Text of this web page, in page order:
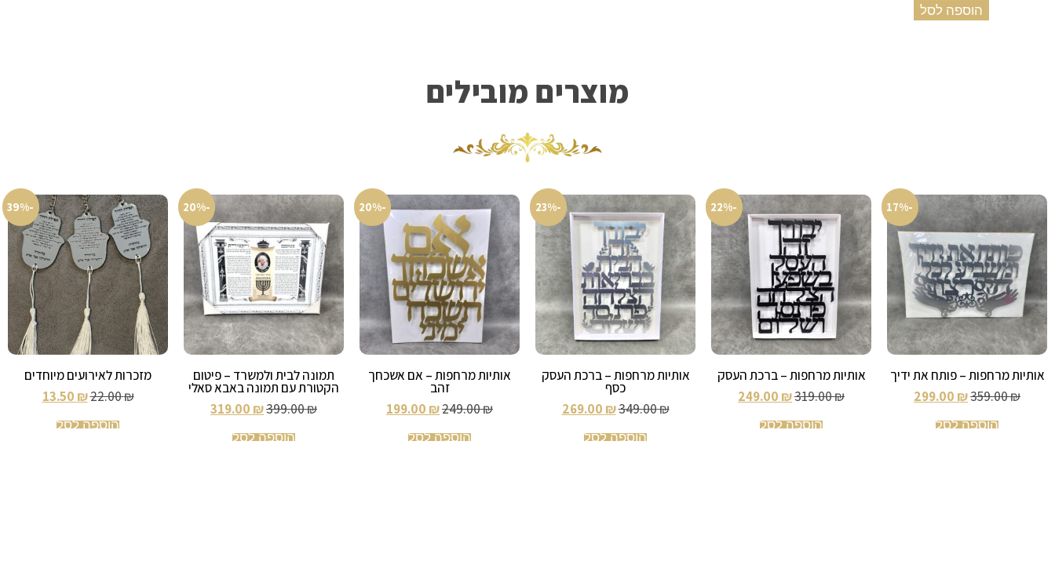
הוספה לסל
מוצרים מובילים
-17%
אותיות מרחפות – פותח את ידיך
₪
359.00
₪
הוספה לסל
-22%
אותיות מרחפות – ברכת העסק
₪
319.00
₪
הוספה לסל
-23%
אותיות מרחפות – ברכת העסק
כסף
₪
349.00
₪
הוספה לסל
-20%
אותיות מרחפות – אם אשכחך
זהב
₪
249.00
₪
הוספה לסל
-20%
תמונה לבית ולמשרד – פיטום
הקטורת עם תמונה באבא סאלי
₪
399.00
₪
הוספה לסל
-39%
מזכרות לאירועים מיוחדים
₪
22.00
₪
הוספה לסל